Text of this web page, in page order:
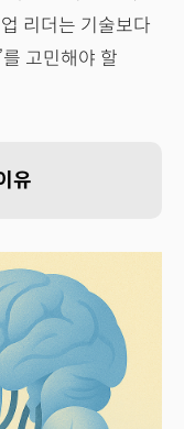
리더는 기술보다
고민해야 할
유